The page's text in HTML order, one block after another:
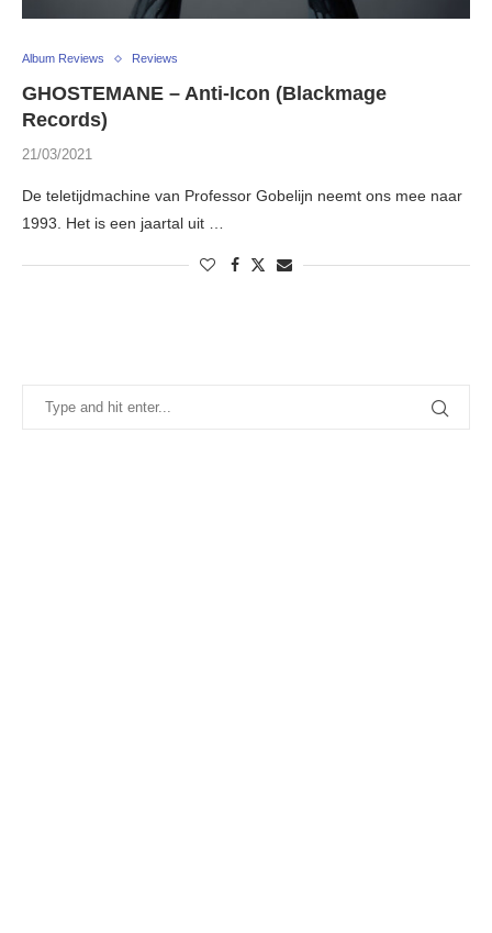
Album Reviews Reviews
GHOSTEMANE – Anti-Icon (Blackmage
Records)
21/03/2021
De teletijdmachine van Professor Gobelijn neemt ons mee naar
1993. Het is een jaartal uit …